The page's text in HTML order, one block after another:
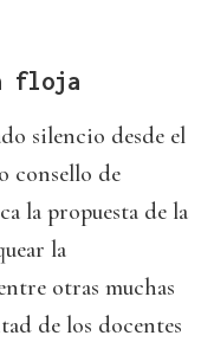
floja
silencio desde el
consello de
la propuesta de la
la
otras muchas
de los docentes